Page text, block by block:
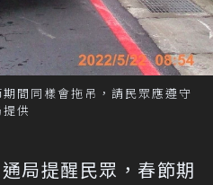
間同樣會拖吊，請民眾應遵守
供
局提醒民眾，春節期